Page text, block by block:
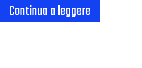
Continua a leggere